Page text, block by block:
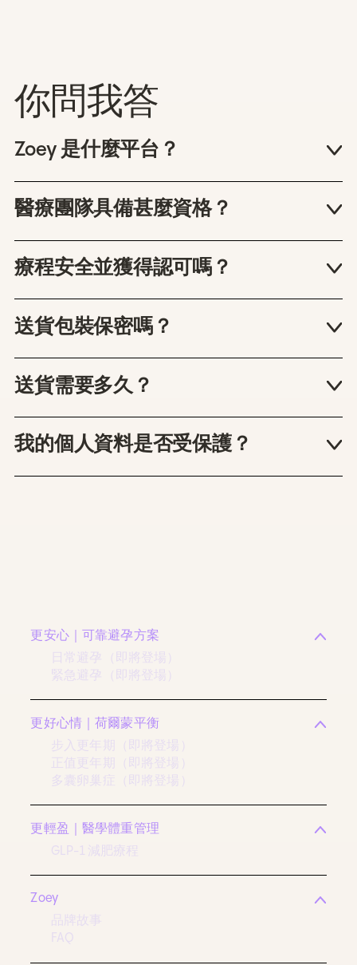
你問我答
Zoey 是什麼平台？
我們是專為女性而設的遙距醫療健康平台。透
過 Zoey，您可以聯繫本港註冊醫生進行視像會
診，獲取 100% 正廠正貨處方藥物。所有療程
醫療團隊具備甚麼資格？
我們的醫療團隊均為香港醫務委員會（MCHK）
註冊醫生。他們具備豐富的臨床經驗，並深入
療程安全並獲得認可嗎？
是的。Zoey 提供的所有療程均具備臨床實證，
由醫生作專業評估及處方，並經本港持牌合作
藥房配藥。所有藥物均嚴格符合香港醫務委員
送貨包裝保密嗎？
當然。每個訂單都會用素色、無標籤包裝寄
出，不會顯示任何產品名稱，確保您的私隱由
落單到收貨皆受到保護。
送貨需要多久？
當醫生確認處方後，藥物最快可於 4 小時內送
達全港任何地區。您可以自由選擇合適的收件
時間，並在藥物送出後透過連結追蹤派遞進
我的個人資料是否受保護？
會的。保障患者的私隱與資料安全是我們的首
更安心｜可靠避孕方案
日常避孕（即將登場）
緊急避孕（即將登場）
更好心情｜荷爾蒙平衡
步入更年期（即將登場）
正值更年期（即將登場）
多囊卵巢症（即將登場）
更輕盈｜醫學體重管理
Zoey